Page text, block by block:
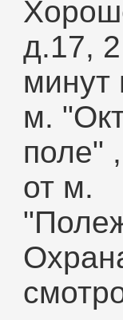
д.17,
минут
м.
поле"
от м.